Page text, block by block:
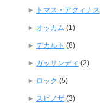
トマス・アクィナス
オッカム (1)
デカルト (8)
ガッサンディ (2)
ロック (5)
スピノザ(3)